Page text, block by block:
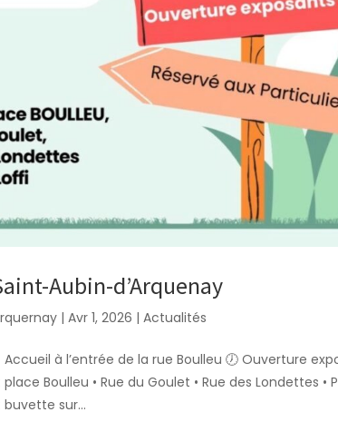
Aubin-d’Arquenay
|Avr 1, 2026 |Actualités
à l’entrée de la rue Boulleu 🕖 Ouverture
Boulleu • Rue du Goulet • Rue des Londettes •
sur...